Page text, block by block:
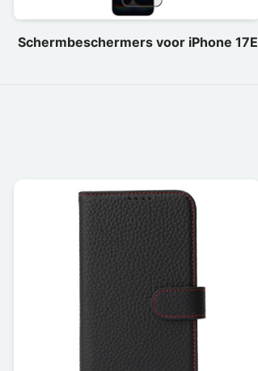
Schermbeschermers voor iPhone 17E